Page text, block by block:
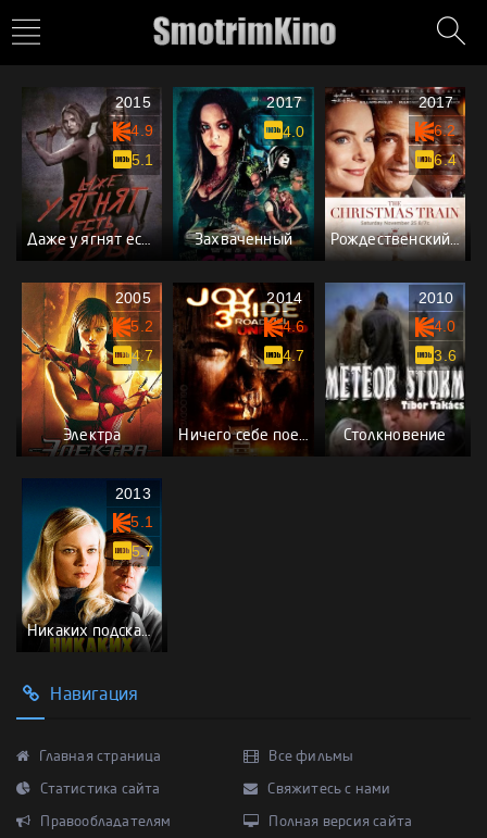
Даже у ягнят есть зубы
2015
4.9
5.1
Захваченный
2017
4.0
Рождественский поезд
2017
6.2
6.4
Электра
2005
5.2
4.7
Ничего себе поездочка 3
2014
4.6
4.7
Столкновение
2010
4.0
3.6
Никаких подсказок
2013
5.1
5.7
Навигация
Главная страница Все фильмы
Статистика сайта Свяжитесь с нами
Правообладателям Полная версия сайта